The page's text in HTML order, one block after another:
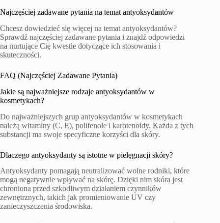
Najczęściej zadawane pytania na temat antyoksydantów
Chcesz dowiedzieć się więcej na temat antyoksydantów?
Sprawdź najczęściej zadawane pytania i znajdź odpowiedzi
na nurtujące Cię kwestie dotyczące ich stosowania i
skuteczności.
FAQ (Najczęściej Zadawane Pytania)
Jakie są najważniejsze rodzaje antyoksydantów w
kosmetykach?
Do najważniejszych grup antyoksydantów w kosmetykach
należą witaminy (C, E), polifenole i karotenoidy. Każda z tych
substancji ma swoje specyficzne korzyści dla skóry.
Dlaczego antyoksydanty są istotne w pielęgnacji skóry?
Antyoksydanty pomagają neutralizować wolne rodniki, które
mogą negatywnie wpływać na skórę. Dzięki nim skóra jest
chroniona przed szkodliwym działaniem czynników
zewnętrznych, takich jak promieniowanie UV czy
zanieczyszczenia środowiska.